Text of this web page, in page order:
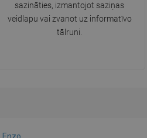
sazināties, izmantojot saziņas
veidlapu vai zvanot uz informatīvo
tālruni.